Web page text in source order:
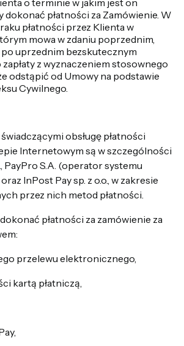
dokonać płatności za Zamówienie. W
płatności przez Klienta w
mowa w zdaniu poprzednim,
uprzednim bezskutecznym
zapłaty z wyznaczeniem stosownego
odstąpić od Umowy na podstawie
Cywilnego.
obsługę płatności
Internetowym są w szczególności
PayPro S.A. (operator systemu
InPost Pay sp. z o.o., w zakresie
przez nich metod płatności.
płatności za zamówienie za
przelewu elektronicznego,
kartą płatniczą,